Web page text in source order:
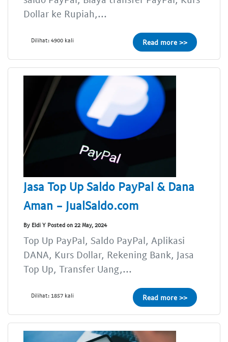
Dollar ke Rupiah,...
Dilihat: 4900 kali Read more >>
Jasa Top Up Saldo PayPal & Dana
Aman - JualSaldo.com
By Eldi Y Posted on 22 May, 2024
Top Up PayPal, Saldo PayPal, Aplikasi
DANA, Kurs Dollar, Rekening Bank, Jasa
Top Up, Transfer Uang,...
Dilihat: 1857 kali Read more >>